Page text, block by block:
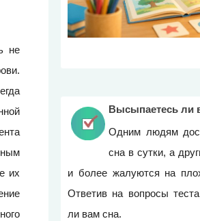
не
их
Высыпаетесь ли
Одним людям
сна в сутки, а
и более жалуются на
Ответив на вопросы
ли вам сна.